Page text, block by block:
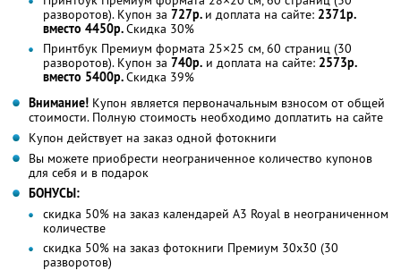
разворотов). Купон за 727р. и доплата на сайте: 2371р.
вместо 4450р.Скидка 30%
Принтбук Премиум формата 25×25 см, 60 страниц (30
разворотов). Купон за 740р. и доплата на сайте: 2573р.
вместо 5400р.Скидка 39%
Внимание! Купон является первоначальным взносом от общей
стоимости. Полную стоимость необходимо доплатить на сайте
Купон действует на заказ одной фотокниги
Вы можете приобрести неограниченное количество купонов
для себя и в подарок
БОНУСЫ:
скидка 50% на заказ календарей А3 Royal в неограниченном
количестве
скидка 50% на заказ фотокниги Премиум 30х30 (30
разворотов)